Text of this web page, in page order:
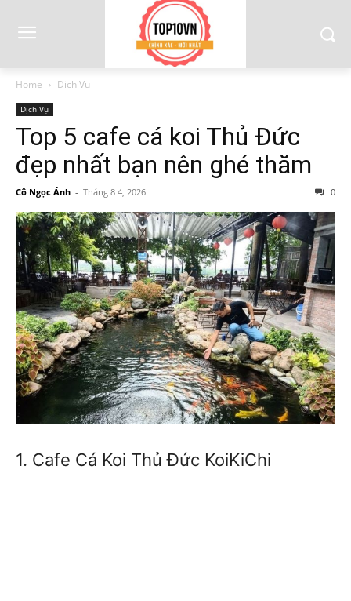
Home Dịch Vụ
Dịch Vụ
Top 5 cafe cá koi Thủ Đức
đẹp nhất bạn nên ghé thăm
Cô Ngọc Ánh - Tháng 8 4, 2026 0
1. Cafe Cá Koi Thủ Đức KoiKiChi